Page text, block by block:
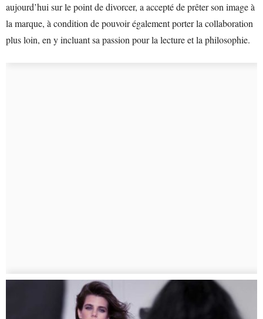
aujourd’hui sur le point de divorcer, a accepté de prêter son image à
la marque, à condition de pouvoir également porter la collaboration
plus loin, en y incluant sa passion pour la lecture et la philosophie.